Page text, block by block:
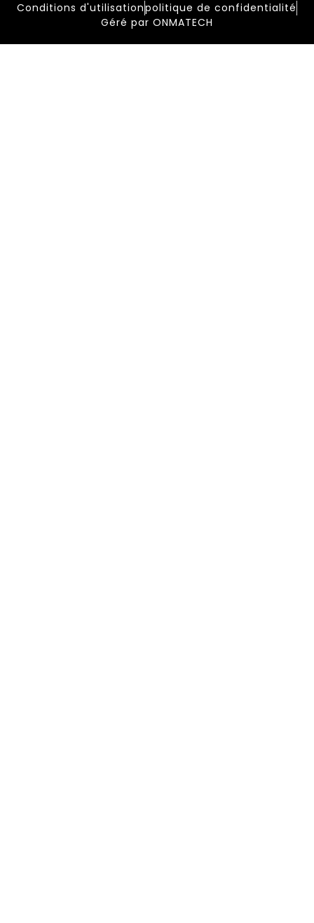
Conditions d'utilisationpolitique de confidentialité
Géré par ONMATECH